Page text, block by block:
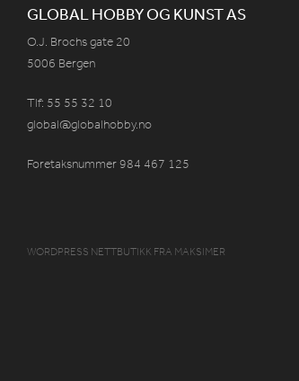
GLOBAL HOBBY OG KUNST AS
O.J. Brochs gate 20
5006 Bergen
Tlf: 55 55 32 10
global@globalhobby.no
Foretaksnummer 984 467 125
WORDPRESS NETTBUTIKK FRA MAKSIMER